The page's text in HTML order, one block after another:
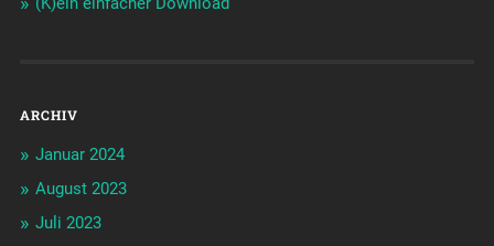
ARCHIV
Januar 2024
August 2023
Juli 2023